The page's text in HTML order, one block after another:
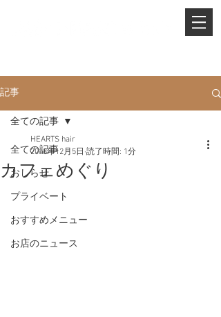
記事
全ての記事
おしらせ
プライベート
おすすめメニュー
お店のニュース
全ての記事
カフェめぐり
HEARTS hair
2018年12月5日 読了時間: 1分